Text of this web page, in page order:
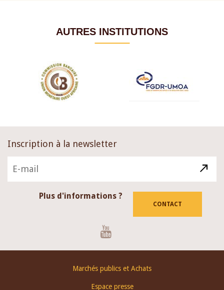
AUTRES INSTITUTIONS
Inscription à la newsletter
Plus d'informations ?
CONTACT
Marchés publics et Achats
Espace presse